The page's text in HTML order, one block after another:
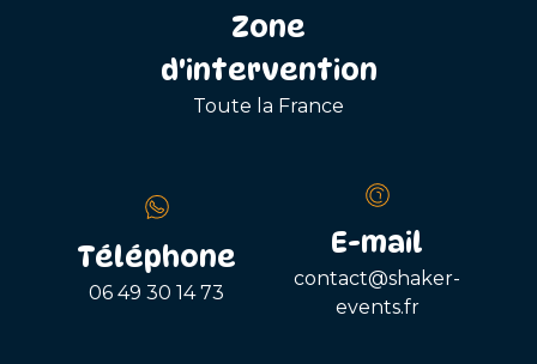
Zone
d'intervention
Toute la France
Téléphone
06 49 30 14 73
E-mail
contact@shaker-
events.fr